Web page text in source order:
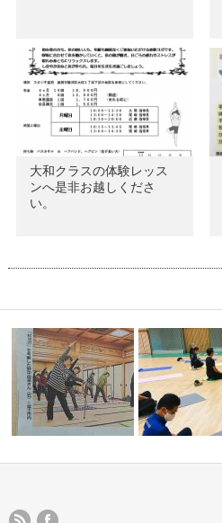
大和クラスの体験レッス
ンへ是非お越しくださ
い。